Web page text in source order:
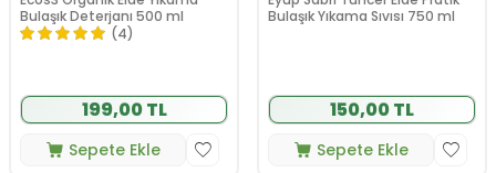
Bulaşık Deterjanı 500 ml
(4)
199,00 TL
Sepete Ekle
Bulaşık Yıkama Sıvısı 750 ml
150,00 TL
Sepete Ekle